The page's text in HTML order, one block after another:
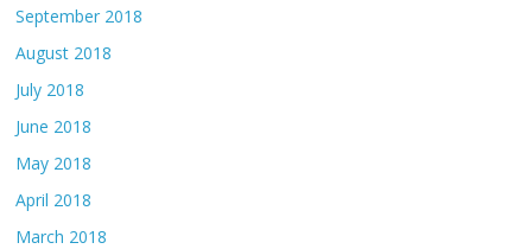
September 2018
August 2018
July 2018
June 2018
May 2018
April 2018
March 2018